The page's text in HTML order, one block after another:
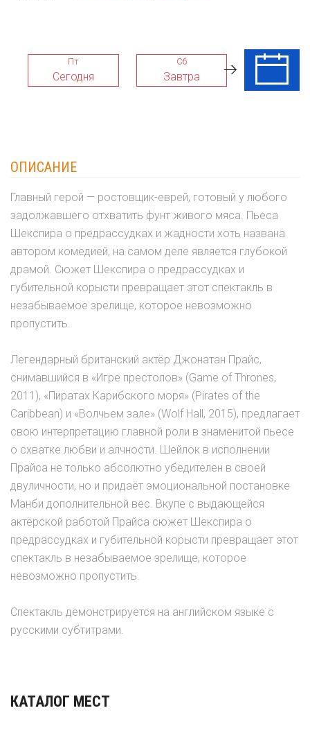
Пт
Сегодня
Сб
Завтра
Вс
ОПИСАНИЕ
Главный герой — ростовщик-еврей, готовый у любого
задолжавшего отхватить фунт живого мяса. Пьеса
Шекспира о предрассудках и жадности хоть названа
автором комедией, на самом деле является глубокой
драмой. Cюжет Шекспира о предрассудках и
губительной корысти превращает этот спектакль в
незабываемое зрелище, которое невозможно
пропустить.
Легендарный британский актёр Джонатан Прайс,
снимавшийся в «Игре престолов» (Game of Thrones,
2011), «Пиратах Карибского моря» (Pirates of the
Caribbean) и «Волчьем зале» (Wolf Hall, 2015), предлагает
свою интерпретацию главной роли в знаменитой пьесе
о схватке любви и алчности. Шейлок в исполнении
Прайса не только абсолютно убедителен в своей
двуличности, но и придаёт эмоциональной постановке
Манби дополнительной вес. Вкупе с выдающейся
актёрской работой Прайса сюжет Шекспира о
предрассудках и губительной корысти превращает этот
спектакль в незабываемое зрелище, которое
невозможно пропустить.
Спектакль демонстрируется на английском языке с
русскими субтитрами.
КАТАЛОГ МЕСТ